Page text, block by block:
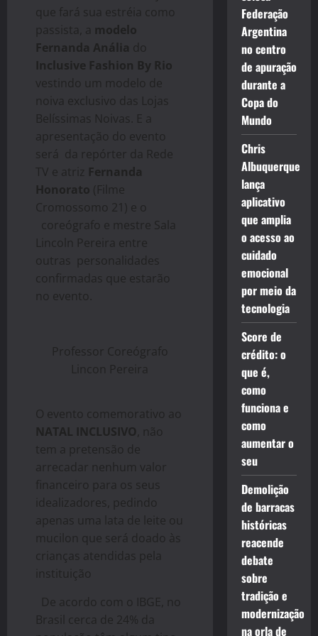
que fará sua estréia como
passista, a modelo
Fernanda Anália do
Inclusive Fashion By Rio
vestindo um modelo de
noiva exclusivo das Lojas
Belíssimas Noivas. E a
apresentação do evento
será da repórter da Rede
TV e atriz Fernanda
Honorato (Filme
Cromossomo 21) e o
coreógrafo e mestre Sala
Lincoln Pereira entre
outras personalidades
confirmadas que estarão
no evento.
Professor Coreógrafo
Lincon Pereira
O evento comemorativo ao
NATAL INCLUSIVO , não
tem a pretensão de
arrecadar nenhum valor
financeiro para os seus
idealizadores, pedindo
apenas uma lata de leite ou
mucilon que será doado às
crianças atendidas pela
instituição
De acordo com o IBGE, no
Brasil cerca de 24% da
Federação
Argentina
no centro
de apuração
durante a
Copa do
Mundo
Chris
Albuquerque
lança
aplicativo
que amplia
o acesso ao
cuidado
emocional
por meio da
tecnologia
Score de
crédito: o
que é,
como
funciona e
como
aumentar o
seu
Demolição
de barracas
históricas
reacende
debate
sobre
tradição e
modernização
na orla de